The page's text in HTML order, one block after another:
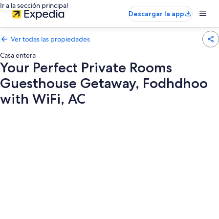
Ir a la sección principal
Descargar la app
Ver todas las propiedades
Casa entera
Your Perfect Private Rooms
Guesthouse Getaway, Fodhdhoo
with WiFi, AC